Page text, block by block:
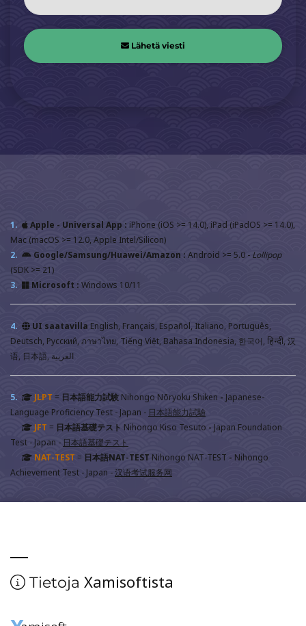
Lähetä viesti
1. Apple - Universal App : iPhone (iOS >= 14.0), iPad (iPadOS >= 14.0),
Mac (macOS >= 12.0, Apple Intel/Silicon)
2.
Google/Samsung/Huawei/Amazon : Android >= 5.0 - Lollipop
(SDK >= 21)
3.
Microsoft : Windows 10/11
4. UI saatavilla English, Français, Español, Italiano, Português,
Deutsch, Русский, ภาษาไทย, Tiếng Việt, Bahasa Indonesia, 한국어, हिन्दी, 汉
语, 日本語, العربية
5. JLPT = 日本語能力試験 Nihongo Nōryoku Shiken - Japanese-
Language Proficiency Test - Japan - 日本語能力試驗
JFT = 日本語基礎テスト Nihongo Kiso Tesuto - Japan Foundation
Test - Japan - 日本語基礎テスト
NAT-TEST = 日本語NAT-TEST Nihongo NAT-TEST - Nihongo
Achievement Test - Japan -汉语考试服务网
Tietoja Xamisoftista